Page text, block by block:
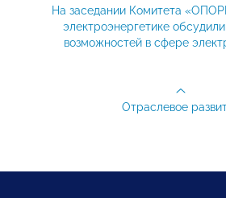
На заседании Комитета
электроэнергетике
возможностей в сфере
Отраслевое